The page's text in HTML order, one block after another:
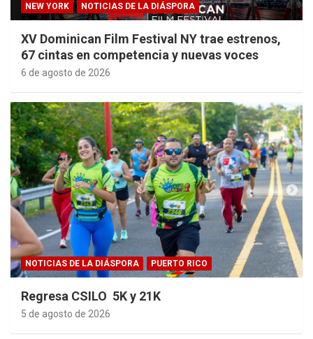
NEW YORK NOTICIAS DE LA DIÁSPORA
XV Dominican Film Festival NY trae estrenos,
67 cintas en competencia y nuevas voces
6 de agosto de 2026
NOTICIAS DE LA DIÁSPORA PUERTO RICO
Regresa CSILO 5K y 21K
5 de agosto de 2026